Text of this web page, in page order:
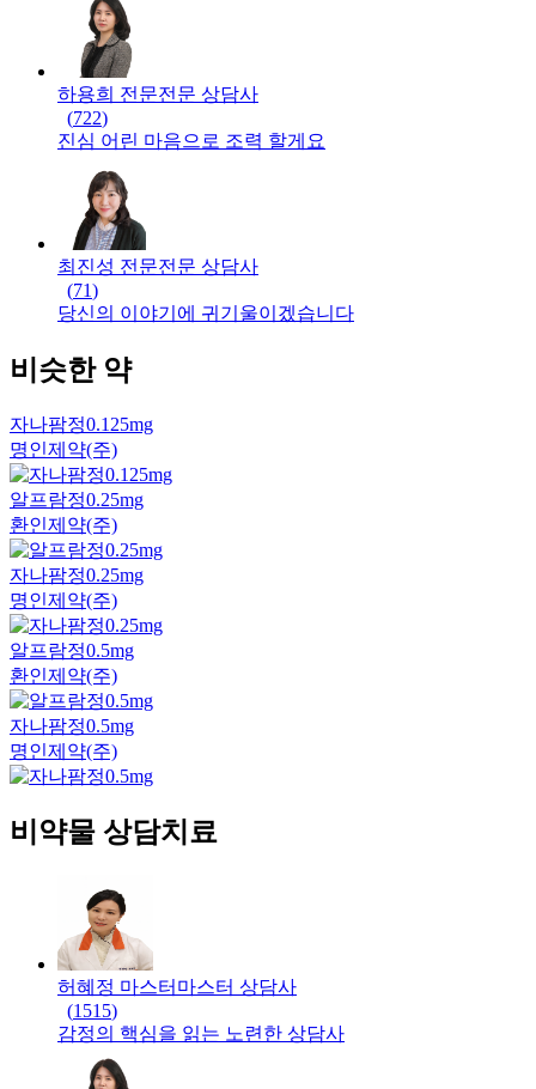
하용희 전문전문 상담사
(722)
진심 어린 마음으로 조력 할게요
최진성 전문전문 상담사
(71)
당신의 이야기에 귀기울이겠습니다
비슷한 약
자나팜정0.125mg
명인제약(주)
알프람정0.25mg
환인제약(주)
자나팜정0.25mg
명인제약(주)
알프람정0.5mg
환인제약(주)
자나팜정0.5mg
명인제약(주)
비약물 상담치료
허혜정 마스터 마스터 상담사
(1515)
감정의 핵심을 읽는 노련한 상담사